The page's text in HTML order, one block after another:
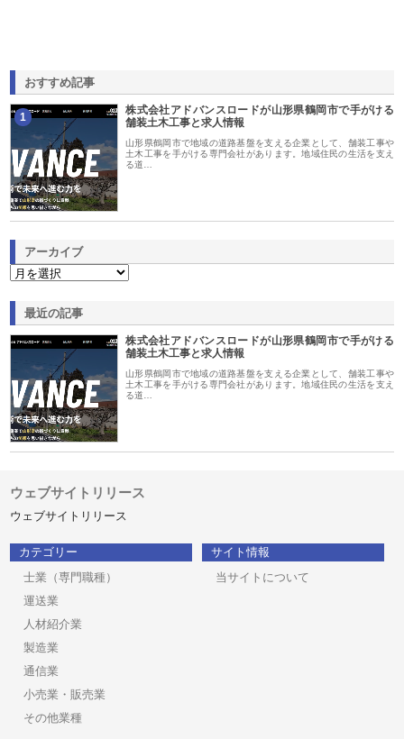
おすすめ記事
1
株式会社アドバンスロードが山形県鶴岡市で手がける
舗装土木工事と求人情報
山形県鶴岡市で地域の道路基盤を支える企業として、舗装工事や
土木工事を手がける専門会社があります。地域住民の生活を支え
る道…
アーカイブ
最近の記事
株式会社アドバンスロードが山形県鶴岡市で手がける
舗装土木工事と求人情報
山形県鶴岡市で地域の道路基盤を支える企業として、舗装工事や
土木工事を手がける専門会社があります。地域住民の生活を支え
る道…
ウェブサイトリリース
ウェブサイトリリース
カテゴリー
士業（専門職種）
運送業
人材紹介業
製造業
通信業
小売業・販売業
その他業種
サイト情報
当サイトについて